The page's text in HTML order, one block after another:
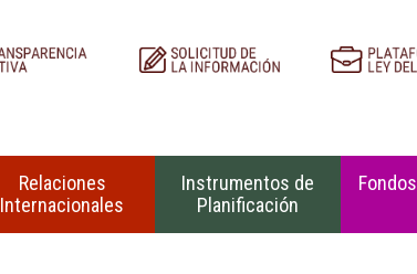
Relaciones
Internacionales
Instrumentos de
Planificación